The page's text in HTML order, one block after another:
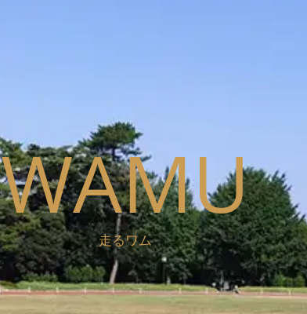
WAMU
走るワム